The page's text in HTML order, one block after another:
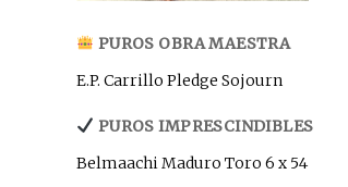
PUROS OBRA MAESTRA
E.P. Carrillo Pledge Sojourn
PUROS IMPRESCINDIBLES
Belmaachi Maduro Toro 6 x 54